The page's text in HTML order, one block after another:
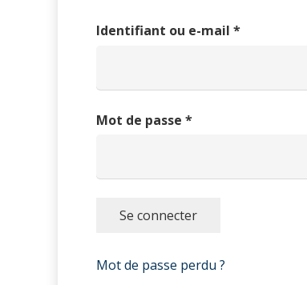
Identifiant ou e-mail *Obligatoire
Mot de passe *Obligatoire
Se connecter
Mot de passe perdu ?